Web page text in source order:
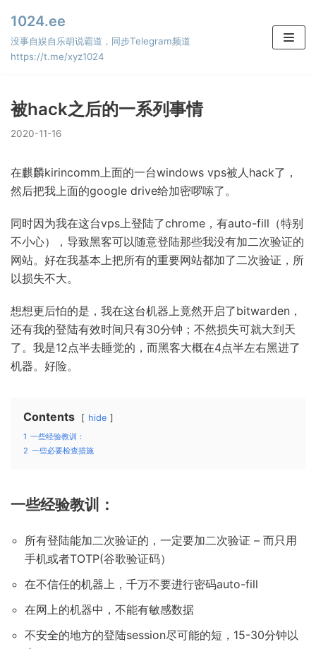
Skip
to
content
1024.ee
没事自娱自乐胡说霸道，同步Telegram频道
https://t.me/xyz1024
被hack之后的一系列事情
2020-11-16
在麒麟kirincomm上面的一台windows vps被人hack了，
然后把我上面的google drive给加密啰嗦了。
同时因为我在这台vps上登陆了chrome，有auto-fill（特别
不小心），导致黑客可以随意登陆那些我没有加二次验证的
网站。好在我基本上把所有的重要网站都加了二次验证，所
以损失不大。
想想更后怕的是，我在这台机器上竟然开启了bitwarden，
还有我的登陆有效时间只有30分钟；不然损失可就大到天
了。我是12点半去睡觉的，而黑客大概在4点半左右黑进了
机器。好险。
Contents hide
1 一些经验教训：
2 一些必要检查措施
一些经验教训：
所有登陆能加二次验证的，一定要加二次验证 – 而只用
手机或者TOTP(谷歌验证码）
在不信任的机器上，千万不要进行密码auto-fill
在网上的机器中，不能有敏感数据
不安全的地方的登陆session尽可能的短，15-30分钟以